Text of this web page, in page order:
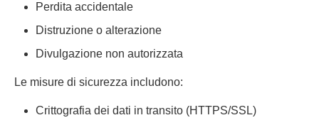
Perdita accidentale
Distruzione o alterazione
Divulgazione non autorizzata
Le misure di sicurezza includono:
Crittografia dei dati in transito (HTTPS/SSL)